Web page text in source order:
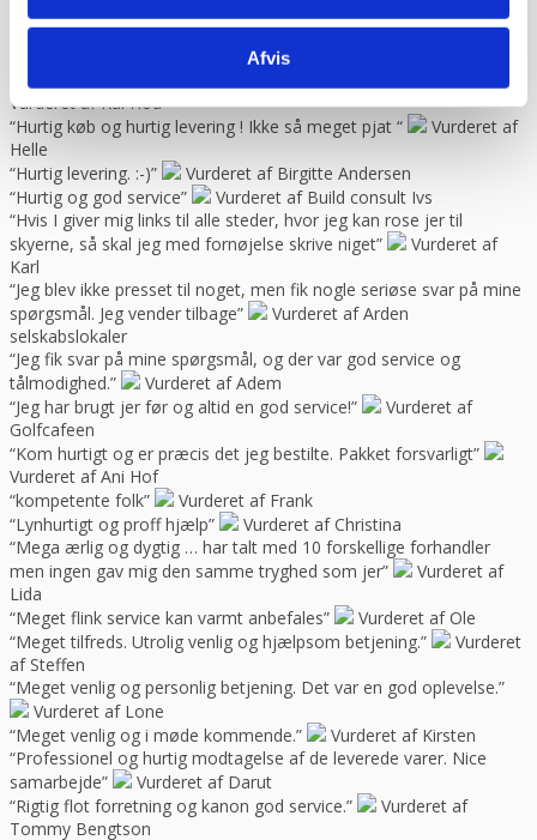
Afvis
“Har købt mange maskiner og fået god hjælp når der har været
Vurderet af Patricia
“Hjemmeside nem og hurtig at overskue samt hurtig betjening”
Vurderet af Kai Hou
“Hurtig køb og hurtig levering ! Ikke så meget pjat “
Vurderet af
Helle
“Hurtig levering. :-)”
Vurderet af Birgitte Andersen
“Hurtig og god service”
Vurderet af Build consult Ivs
“Hvis I giver mig links til alle steder, hvor jeg kan rose jer til
skyerne, så skal jeg med fornøjelse skrive niget”
Vurderet af
Karl
“Jeg blev ikke presset til noget, men fik nogle seriøse svar på mine
spørgsmål. Jeg vender tilbage”
Vurderet af Arden
selskabslokaler
“Jeg fik svar på mine spørgsmål, og der var god service og
tålmodighed.”
Vurderet af Adem
“Jeg har brugt jer før og altid en god service!”
Vurderet af
Golfcafeen
“Kom hurtigt og er præcis det jeg bestilte. Pakket forsvarligt”
Vurderet af Ani Hof
“kompetente folk”
Vurderet af Frank
“Lynhurtigt og proff hjælp”
Vurderet af Christina
“Mega ærlig og dygtig … har talt med 10 forskellige forhandler
men ingen gav mig den samme tryghed som jer”
Vurderet af
Lida
“Meget flink service kan varmt anbefales”
Vurderet af Ole
“Meget tilfreds. Utrolig venlig og hjælpsom betjening.”
Vurderet
af Steffen
“Meget venlig og personlig betjening. Det var en god oplevelse.”
Vurderet af Lone
“Meget venlig og i møde kommende.”
Vurderet af Kirsten
“Professionel og hurtig modtagelse af de leverede varer. Nice
samarbejde”
Vurderet af Darut
“Rigtig flot forretning og kanon god service.”
Vurderet af
Tommy Bengtson